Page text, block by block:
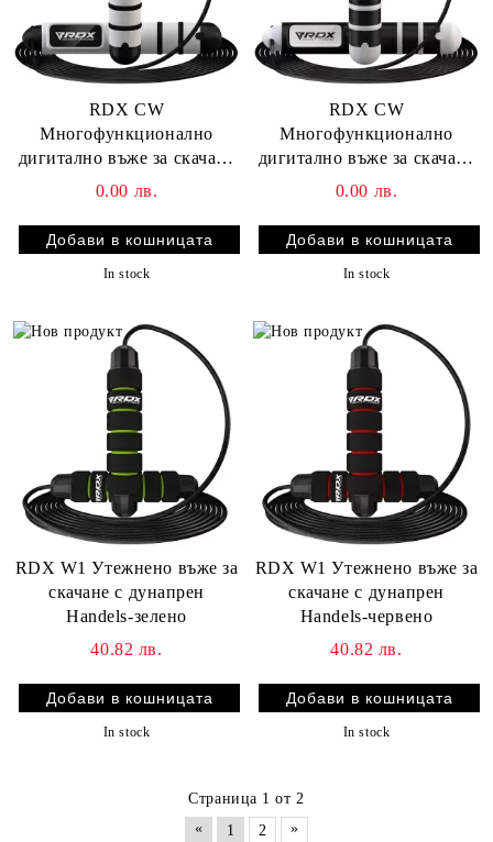
RDX CW
Многофункционално
дигитално въже за скачане
- бяло
0.00 лв.
In stock
RDX CW
Многофункционално
дигитално въже за скачане
- черно
0.00 лв.
In stock
RDX W1 Утежнено въже за
скачане с дунапрен
Handels-зелено
40.82 лв.
In stock
RDX W1 Утежнено въже за
скачане с дунапрен
Handels-червено
40.82 лв.
In stock
Страница 1 от 2
«
1 2 »